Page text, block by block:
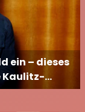
ein – dieses
Kaulitz-